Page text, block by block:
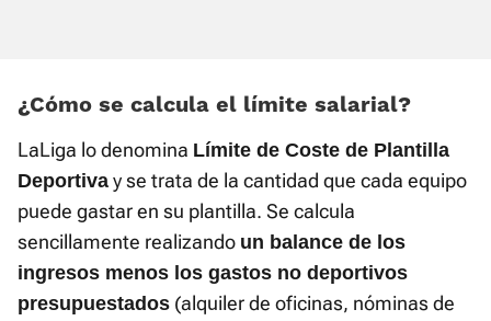
¿Cómo se calcula el límite salarial?
LaLiga lo denomina Límite de Coste de Plantilla
Deportiva y se trata de la cantidad que cada equipo
puede gastar en su plantilla. Se calcula
sencillamente realizando un balance de los
ingresos menos los gastos no deportivos
presupuestados (alquiler de oficinas, nóminas de